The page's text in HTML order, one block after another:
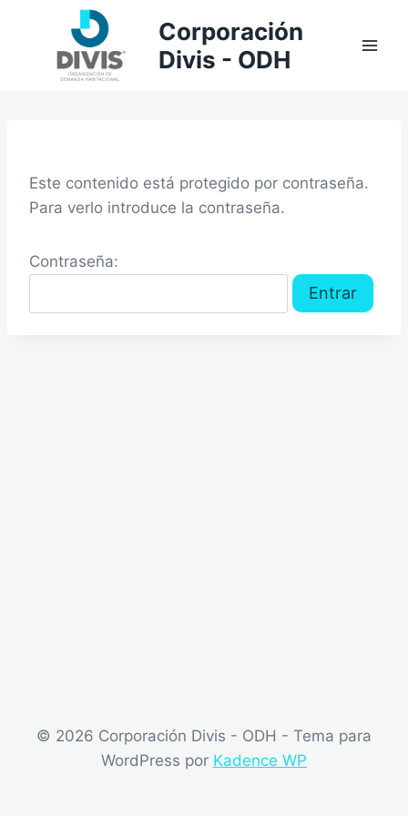
contenido
Corporación
Divis - ODH
Este contenido está protegido por contraseña.
Para verlo introduce la contraseña.
Contraseña:
© 2026 Corporación Divis - ODH - Tema para
WordPress por Kadence WP